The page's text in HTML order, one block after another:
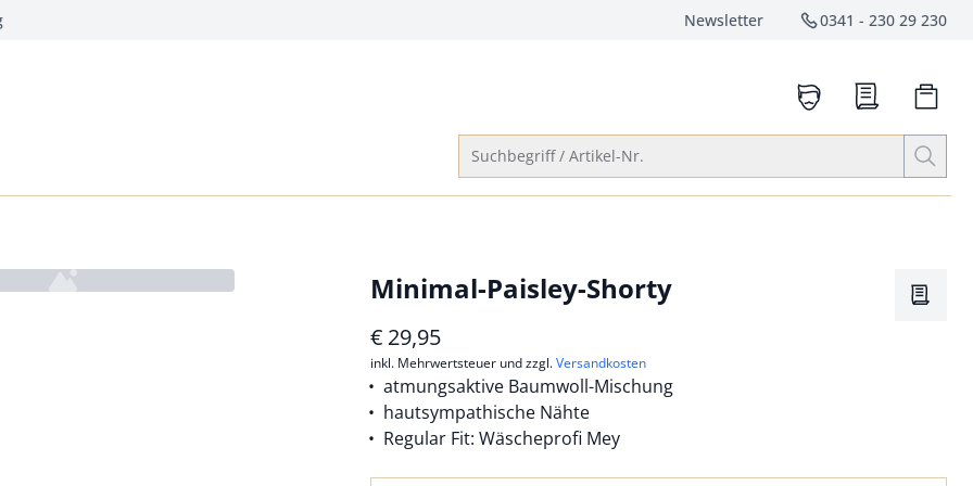
Newsletter Service-
0341 - 230 29 230
anrufen
Suchbegriff / Artikel-Nr.
Minimal-Paisley-Shorty
€ 29,95
inkl. Mehrwertsteuer und zzgl.Versandkosten
atmungsaktive Baumwoll-Mischung
hautsympathische Nähte
Regular Fit: Wäscheprofi Mey